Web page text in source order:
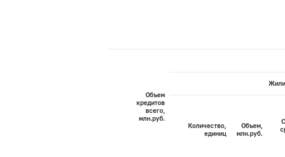
Объем
кредитов
всего,
млн.руб.
Количество,
единиц
Объем,
млн.руб.